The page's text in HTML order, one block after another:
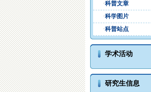
·科普文章
·科学图片
·科普站点
学术活动
研究生信息